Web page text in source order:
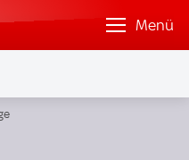
Menü